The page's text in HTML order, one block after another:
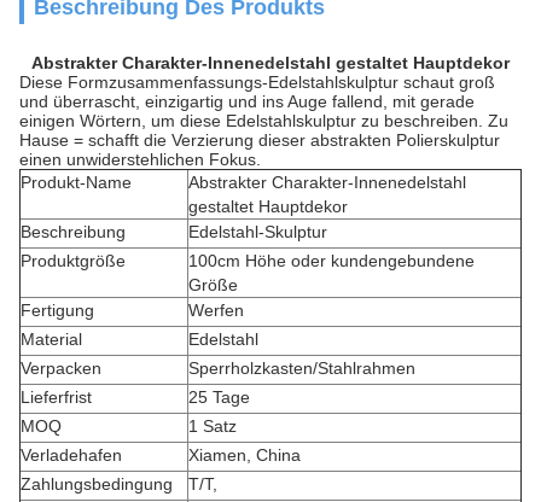
Beschreibung Des Produkts
Abstrakter Charakter-Innenedelstahl gestaltet Hauptdekor
Diese Formzusammenfassungs-Edelstahlskulptur schaut groß
und überrascht, einzigartig und ins Auge fallend, mit gerade
einigen Wörtern, um diese Edelstahlskulptur zu beschreiben. Zu
Hause = schafft die Verzierung dieser abstrakten Polierskulptur
einen unwiderstehlichen Fokus.
Produkt-Name
Abstrakter Charakter-Innenedelstahl
gestaltet Hauptdekor
Beschreibung
Edelstahl-Skulptur
Produktgröße
100cm Höhe oder kundengebundene
Größe
Fertigung
Werfen
Material
Edelstahl
Verpacken
Sperrholzkasten/Stahlrahmen
Lieferfrist
25 Tage
MOQ
1 Satz
Verladehafen
Xiamen, China
Zahlungsbedingung
T/T,